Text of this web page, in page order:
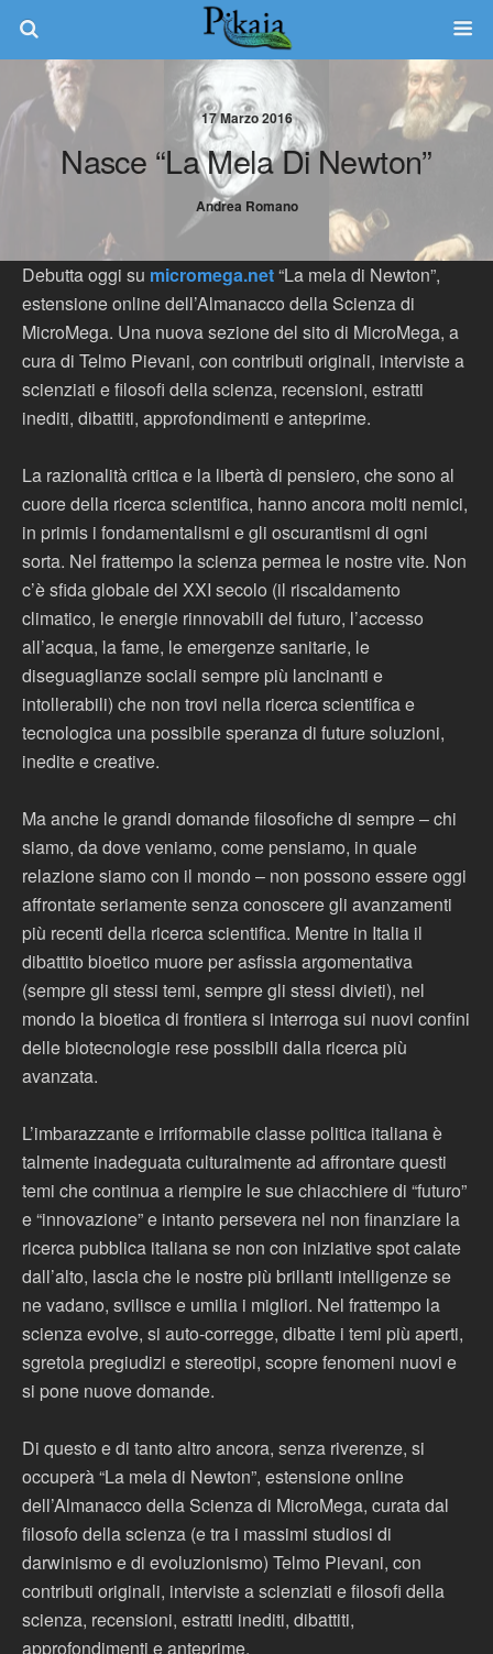
17 Marzo 2016
Nasce “La Mela Di Newton”
Andrea Romano
Debutta oggi su micromega.net“La mela di Newton”,
estensione online dell’Almanacco della Scienza di
MicroMega. Una nuova sezione del sito di MicroMega, a
cura di Telmo Pievani, con contributi originali, interviste a
scienziati e filosofi della scienza, recensioni, estratti
inediti, dibattiti, approfondimenti e anteprime.
La razionalità critica e la libertà di pensiero, che sono al
cuore della ricerca scientifica, hanno ancora molti nemici,
in primis i fondamentalismi e gli oscurantismi di ogni
sorta. Nel frattempo la scienza permea le nostre vite. Non
c’è sfida globale del XXI secolo (il riscaldamento
climatico, le energie rinnovabili del futuro, l’accesso
all’acqua, la fame, le emergenze sanitarie, le
diseguaglianze sociali sempre più lancinanti e
intollerabili) che non trovi nella ricerca scientifica e
tecnologica una possibile speranza di future soluzioni,
inedite e creative.
Ma anche le grandi domande filosofiche di sempre – chi
siamo, da dove veniamo, come pensiamo, in quale
relazione siamo con il mondo – non possono essere oggi
affrontate seriamente senza conoscere gli avanzamenti
più recenti della ricerca scientifica. Mentre in Italia il
dibattito bioetico muore per asfissia argomentativa
(sempre gli stessi temi, sempre gli stessi divieti), nel
mondo la bioetica di frontiera si interroga sui nuovi confini
delle biotecnologie rese possibili dalla ricerca più
avanzata.
L’imbarazzante e irriformabile classe politica italiana è
talmente inadeguata culturalmente ad affrontare questi
temi che continua a riempire le sue chiacchiere di “futuro”
e “innovazione” e intanto persevera nel non finanziare la
ricerca pubblica italiana se non con iniziative spot calate
dall’alto, lascia che le nostre più brillanti intelligenze se
ne vadano, svilisce e umilia i migliori. Nel frattempo la
scienza evolve, si auto-corregge, dibatte i temi più aperti,
sgretola pregiudizi e stereotipi, scopre fenomeni nuovi e
si pone nuove domande.
Di questo e di tanto altro ancora, senza riverenze, si
occuperà “La mela di Newton”, estensione online
dell’Almanacco della Scienza di MicroMega, curata dal
filosofo della scienza (e tra i massimi studiosi di
darwinismo e di evoluzionismo) Telmo Pievani, con
contributi originali, interviste a scienziati e filosofi della
scienza, recensioni, estratti inediti, dibattiti,
approfondimenti e anteprime.